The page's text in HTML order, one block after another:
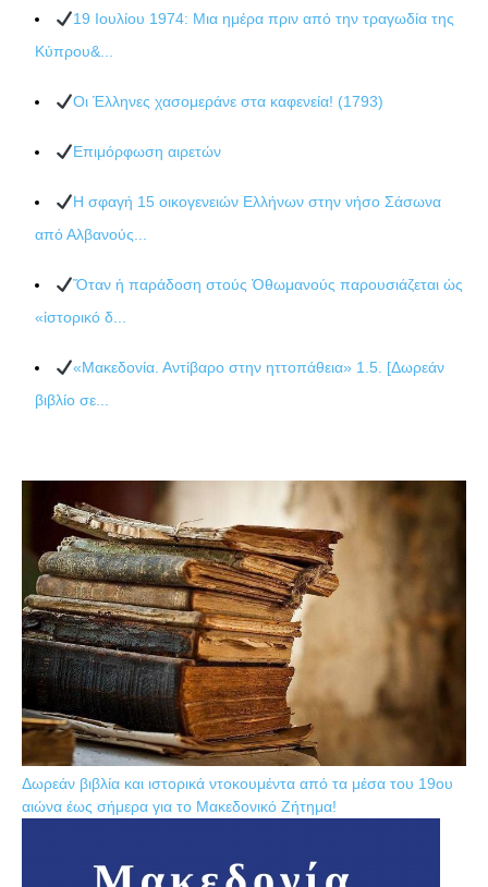
19 Ιουλίου 1974: Μια ημέρα πριν από την τραγωδία της
Κύπρου&...
Οι Έλληνες χασομεράνε στα καφενεία! (1793)
Επιμόρφωση αιρετών
Η σφαγή 15 οικογενειών Ελλήνων στην νήσο Σάσωνα
από Αλβανούς...
Ὅταν ἡ παράδοση στούς Ὀθωμανούς παρουσιάζεται ὡς
«ἱστορικό δ...
«Μακεδονία. Αντίβαρο στην ηττοπάθεια» 1.5. [Δωρεάν
βιβλίο σε...
Δωρεάν βιβλία και ιστορικά ντοκουμέντα από τα μέσα του 19ου
αιώνα έως σήμερα για το Μακεδονικό Ζήτημα!